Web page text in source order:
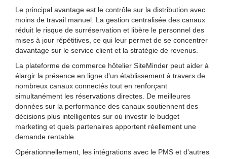
Le principal avantage est le contrôle sur la distribution avec
moins de travail manuel. La gestion centralisée des canaux
réduit le risque de surréservation et libère le personnel des
mises à jour répétitives, ce qui leur permet de se concentrer
davantage sur le service client et la stratégie de revenus.
La plateforme de commerce hôtelier SiteMinder peut aider à
élargir la présence en ligne d'un établissement à travers de
nombreux canaux connectés tout en renforçant
simultanément les réservations directes. De meilleures
données sur la performance des canaux soutiennent des
décisions plus intelligentes sur où investir le budget
marketing et quels partenaires apportent réellement une
demande rentable.
Opérationnellement, les intégrations avec le PMS et d'autres